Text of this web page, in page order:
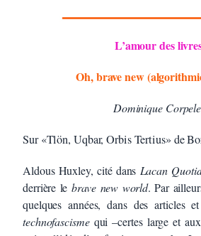
L’amour des
Oh, brave new
Dominique
Sur «Tlön, Uqbar, Orbis Tertius» de
Aldous Huxley, cité dans Lacan
derrière le brave new world. Par
quelques années, dans des articles
technofascismequi –certes large et